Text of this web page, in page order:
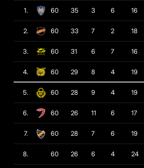
1. 60 35 3 6 16
2. 60 33 7 2 18
3. 60 31 6 7 16
4. 60 29 8 4 19
5. 60 28 9 4 19
6. 60 26 11 6 17
7. 60 28 7 6 19
8. 60 26 6 4 24